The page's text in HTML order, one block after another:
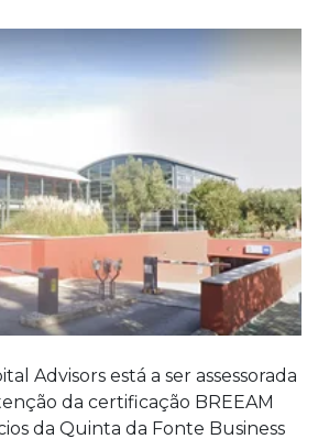
Advisors está a ser assessorada
da certificação BREEAM
da Quinta da Fonte Business